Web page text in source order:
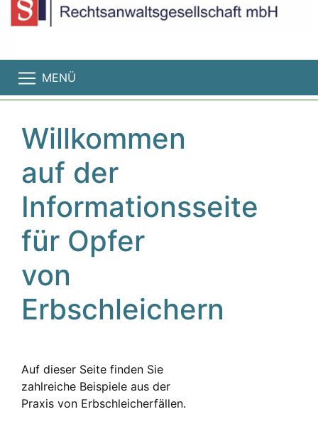
MENÜ
Willkommen
auf der
Informationsseite
für Opfer
von
Erbschleichern
Auf dieser Seite finden Sie
zahlreiche Beispiele aus der
Praxis von Erbschleicherfällen.